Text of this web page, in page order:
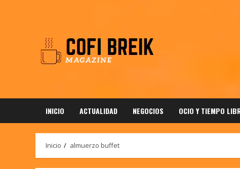
INICIO ACTUALIDAD NEGOCIOS OCIO Y TIEMPO
Inicio almuerzo buffet